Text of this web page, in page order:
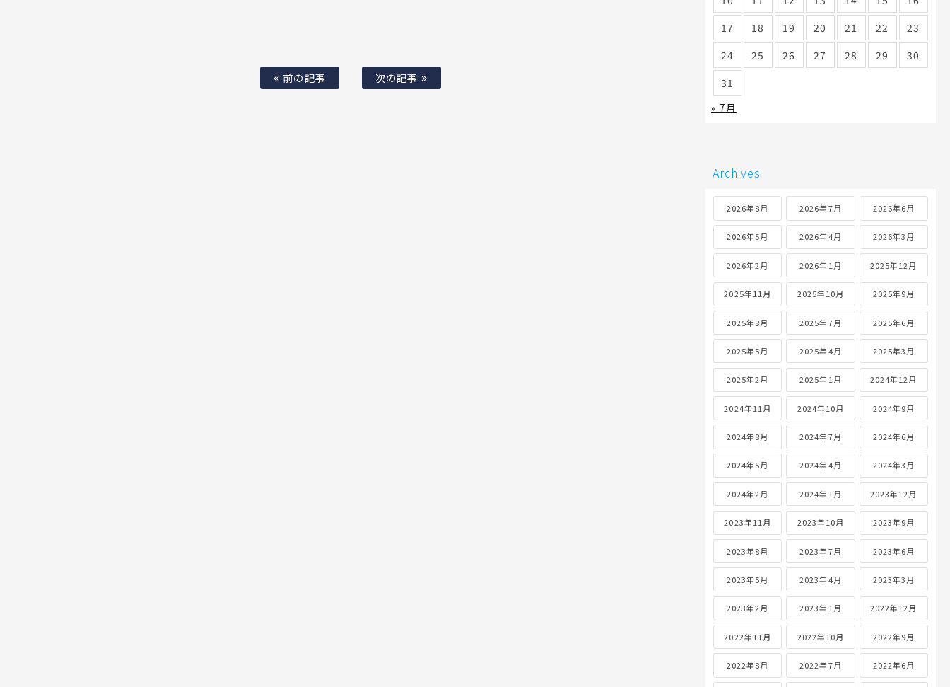
前の記事 次の記事
17
18 19 20 21 22
23
24
25 26 27 28 29
30
31
« 7月
Archives
2026年8月 2026年7月 2026年6月
2026年5月 2026年4月 2026年3月
2026年2月 2026年1月 2025年12月
2025年11月 2025年10月 2025年9月
2025年8月 2025年7月 2025年6月
2025年5月 2025年4月 2025年3月
2025年2月 2025年1月 2024年12月
2024年11月 2024年10月 2024年9月
2024年8月 2024年7月 2024年6月
2024年5月 2024年4月 2024年3月
2024年2月 2024年1月 2023年12月
2023年11月 2023年10月 2023年9月
2023年8月 2023年7月 2023年6月
2023年5月 2023年4月 2023年3月
2023年2月 2023年1月 2022年12月
2022年11月 2022年10月 2022年9月
2022年8月 2022年7月 2022年6月